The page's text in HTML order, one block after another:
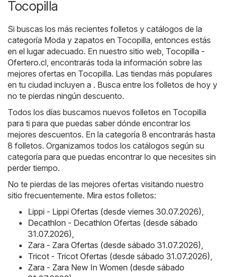
Tocopilla
Si buscas los más recientes folletos y catálogos de la
categoría Moda y zapatos en Tocopilla, entonces estás
en el lugar adecuado. En nuestro sitio web, Tocopilla -
Ofertero.cl, encontrarás toda la información sobre las
mejores ofertas en Tocopilla. Las tiendas más populares
en tu ciudad incluyen a . Busca entre los folletos de hoy y
no te pierdas ningún descuento.
Todos los días buscamos nuevos folletos en Tocopilla
para ti para que puedas saber dónde encontrar los
mejores descuentos. En la categoría 8 encontrarás hasta
8 folletos. Organizamos todos los catálogos según su
categoría para que puedas encontrar lo que necesites sin
perder tiempo.
No te pierdas de las mejores ofertas visitando nuestro
sitio frecuentemente. Mira estos folletos:
Lippi - Lippi Ofertas (desde viernes 30.07.2026),
Decathlon - Decathlon Ofertas (desde sábado
31.07.2026),
Zara - Zara Ofertas (desde sábado 31.07.2026),
Tricot - Tricot Ofertas (desde sábado 31.07.2026),
Zara - Zara New In Women (desde sábado